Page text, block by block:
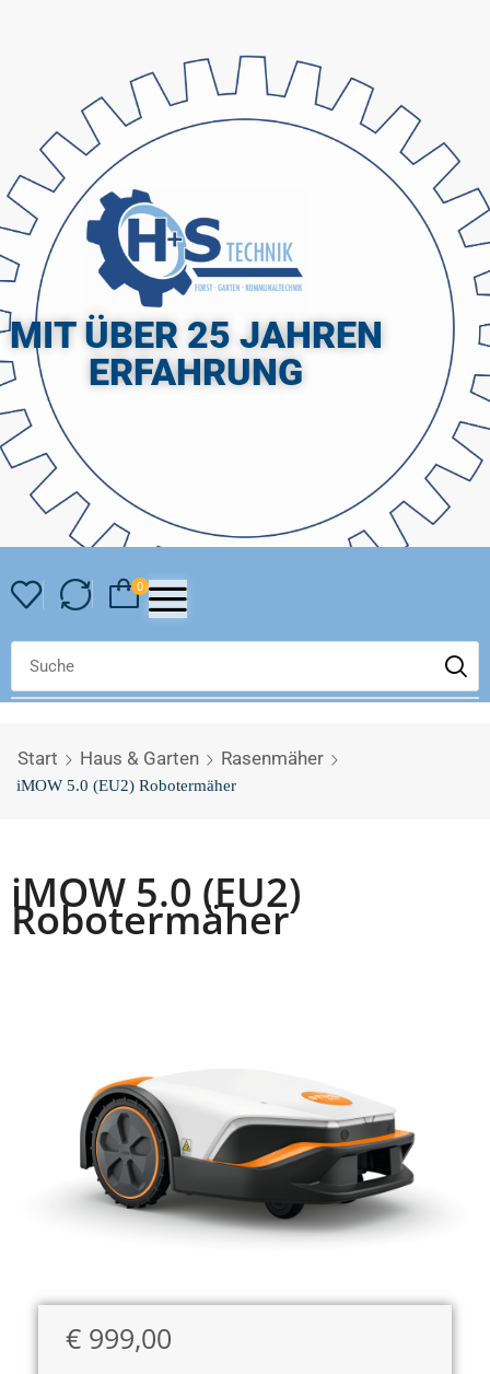
MIT ÜBER 25 JAHREN
ERFAHRUNG
0
Start Haus & Garten Rasenmäher
iMOW 5.0 (EU2) Robotermäher
iMOW 5.0 (EU2)
Robotermäher
€ 999,00